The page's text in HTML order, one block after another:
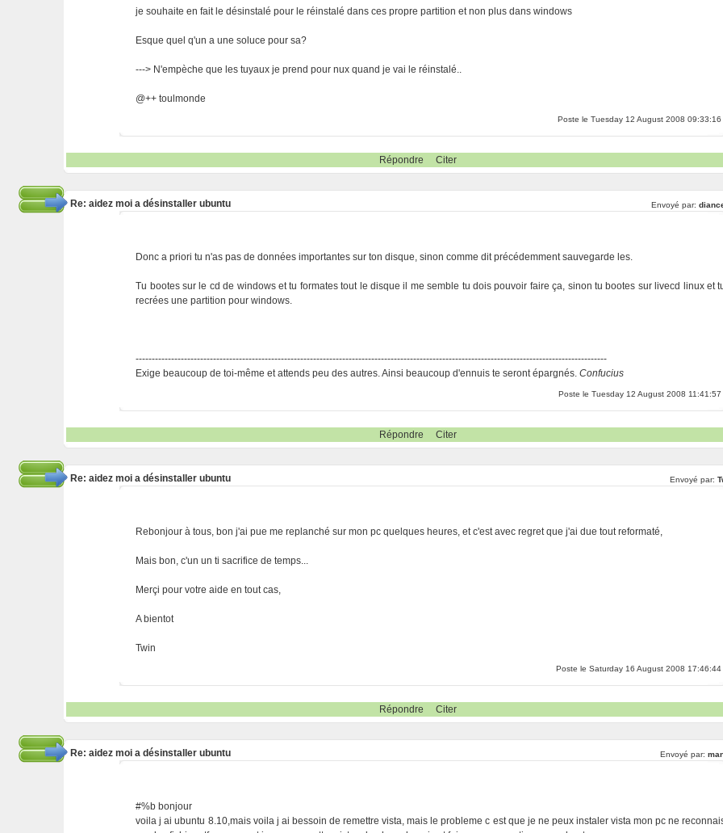
je souhaite en fait le désinstalé pour le réinstalé dans ces propre partition et non plus dans windows
Esque quel q'un a une soluce pour sa?
---> N'empèche que les tuyaux je prend pour nux quand je vai le réinstalé..
@++ toulmonde
Poste le Tuesday 12 August 2008 09:33:16
Répondre Citer
Re: aidez moi a désinstaller ubuntu Envoyé par:
Donc a priori tu n'as pas de données importantes sur ton disque, sinon comme dit précédemment sauvegarde les.
Tu bootes sur le cd de windows et tu formates tout le disque il me semble tu dois pouvoir faire ça, sinon tu bootes sur livecd linux et
recrées une partition pour windows.
--------------------------------------------------------------------------------------------------------------------------------------------------
Exige beaucoup de toi-même et attends peu des autres. Ainsi beaucoup d'ennuis te seront épargnés.Confucius
Poste le Tuesday 12 August 2008 11:41:57
Répondre Citer
Re: aidez moi a désinstaller ubuntu Envoyé par:
Rebonjour à tous, bon j'ai pue me replanché sur mon pc quelques heures, et c'est avec regret que j'ai due tout reformaté,
Mais bon, c'un un ti sacrifice de temps...
Merçi pour votre aide en tout cas,
A bientot
Twin
Poste le Saturday 16 August 2008 17:46:44
Répondre Citer
Re: aidez moi a désinstaller ubuntu Envoyé par:
#%b bonjour
voila j ai ubuntu 8.10,mais voila j ai bessoin de remettre vista, mais le probleme c est que je ne peux instaler vista mon pc ne